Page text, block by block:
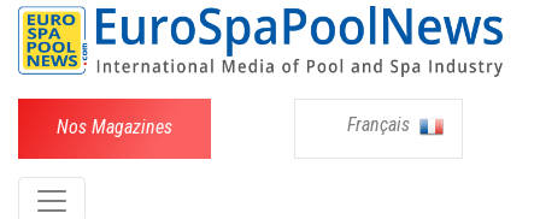
Nos Magazines Français